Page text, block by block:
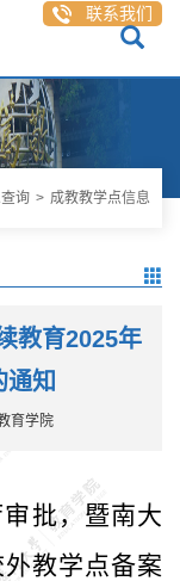
联系我们
询 > 成教教学点信息
教育2025年
通知
育学院
批，暨南大
外教学点备案